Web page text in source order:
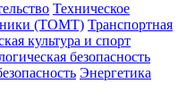
Техническое
(ТОМТ) Транспортная
культура и спорт
безопасность
Энергетика